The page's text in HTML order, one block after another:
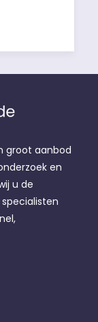
groot aanbod
en
u de